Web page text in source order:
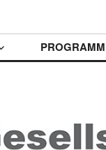
PROGRAMM